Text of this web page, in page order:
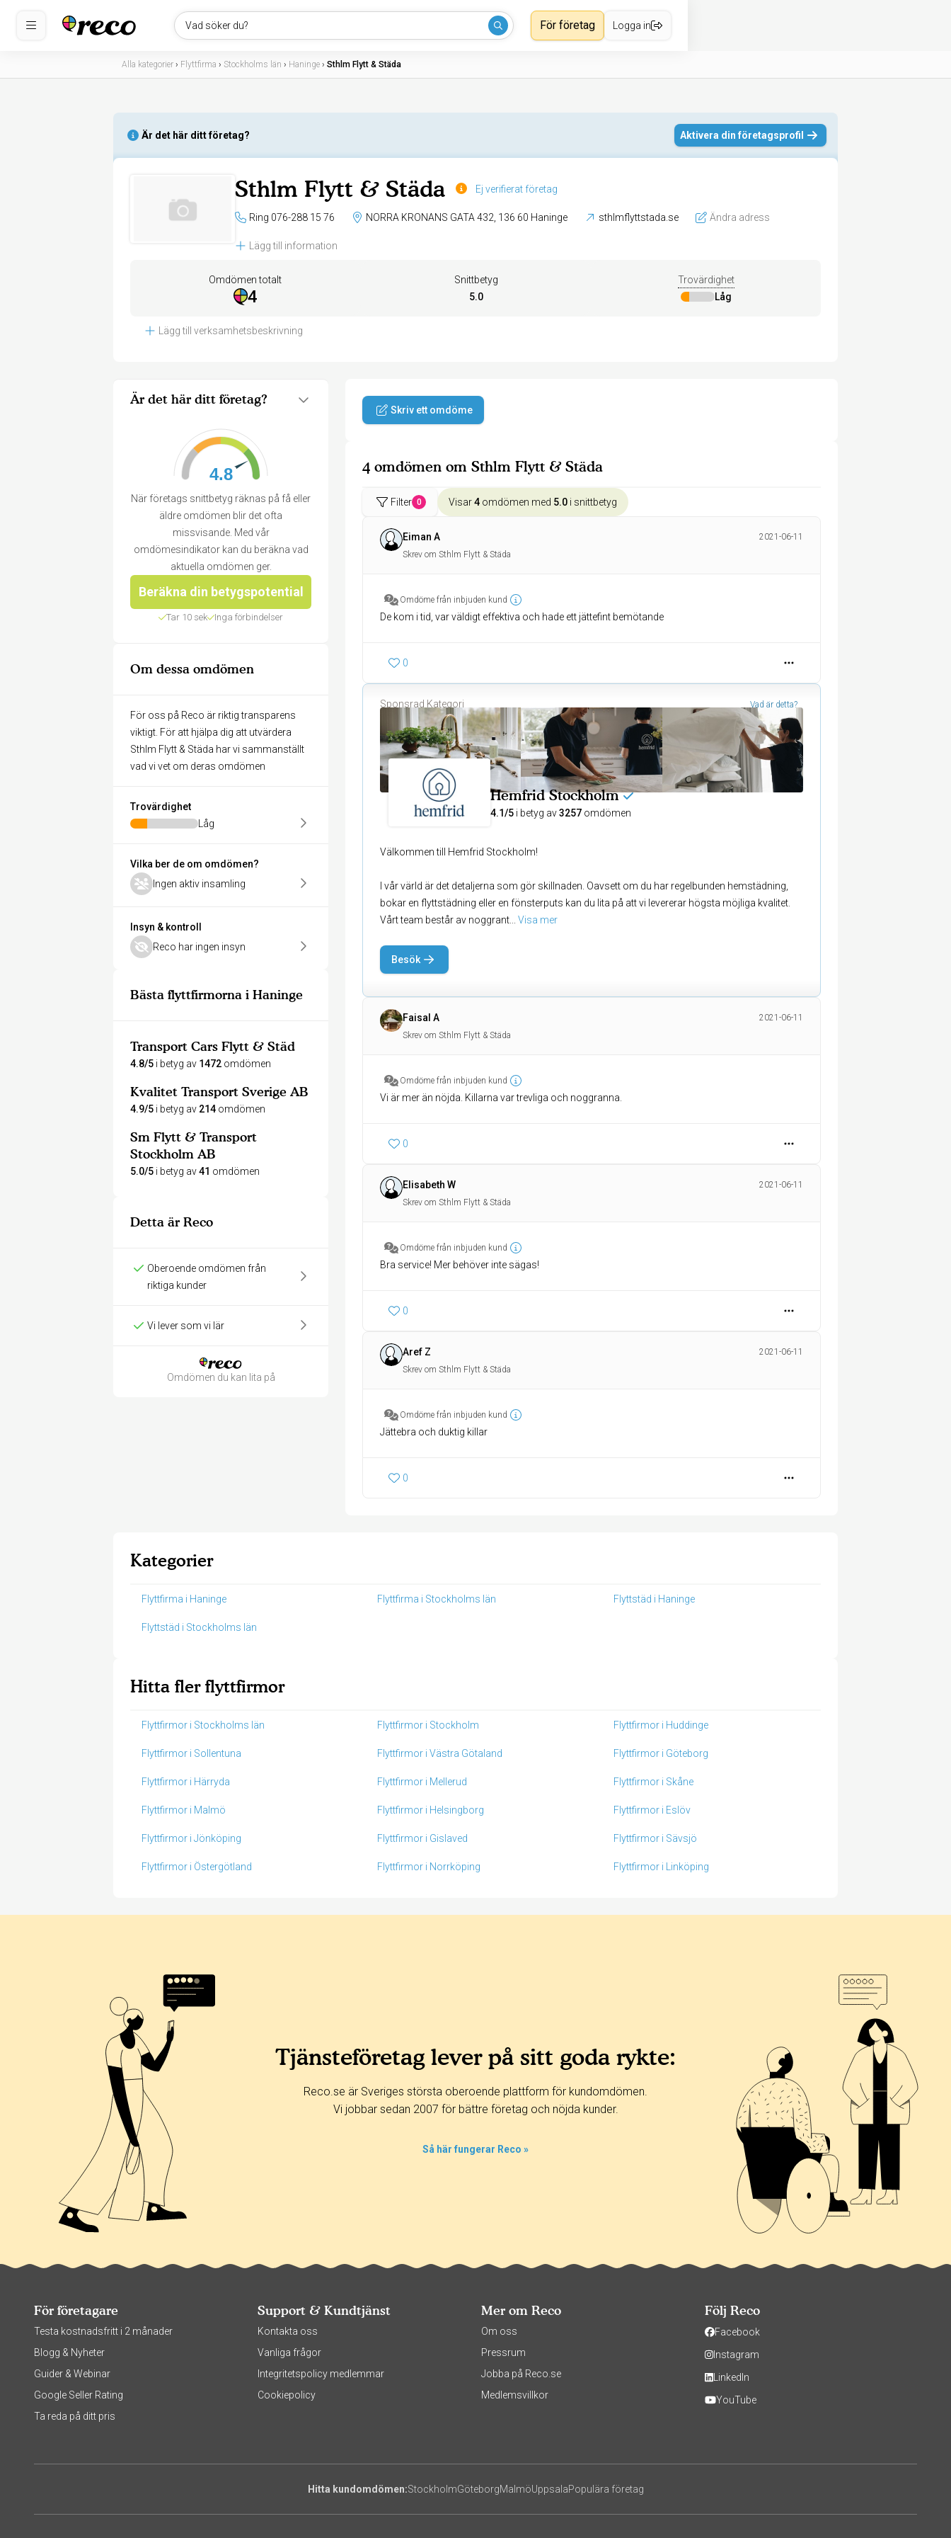
Vad söker du? För företag Logga in
Alla kategorier › Flyttfirma › Stockholms län › Haninge › Sthlm Flytt & Städa
Är det här ditt företag? Aktivera din företagsprofil
Sthlm Flytt & Städa Ej verifierat företag
Ring 076-288 15 76 NORRA KRONANS GATA 432, 136 60 Haninge sthlmflyttstada.se Ändra adress
Lägg till information
Omdömen totalt
4
Snittbetyg
5.0
Trovärdighet
Låg
Lägg till verksamhetsbeskrivning
Är det här ditt företag?
4.8
När företags snittbetyg räknas på få eller
äldre omdömen blir det ofta
missvisande. Med vår
omdömesindikator kan du beräkna vad
aktuella omdömen ger.
Beräkna din betygspotential
Tar 10 sek Inga förbindelser
Om dessa omdömen
För oss på Reco är riktig transparens
viktigt. För att hjälpa dig att utvärdera
Sthlm Flytt & Städa har vi sammanställt
vad vi vet om deras omdömen
Trovärdighet
Låg
Vilka ber de om omdömen?
Ingen aktiv insamling
Insyn & kontroll
Reco har ingen insyn
Bästa flyttfirmorna i Haninge
Transport Cars Flytt & Städ
4.8/5 i betyg av 1472 omdömen
Kvalitet Transport Sverige AB
4.9/5 i betyg av 214 omdömen
Sm Flytt & Transport
Stockholm AB
5.0/5 i betyg av41 omdömen
Detta är Reco
Oberoende omdömen från
riktiga kunder
Vi lever som vi lär
Omdömen du kan lita på
Skriv ett omdöme
4 omdömen om Sthlm Flytt & Städa
Filter 0 Visar4 omdömen med 5.0 i snittbetyg
Eiman A
2021-06-11
Skrev om Sthlm Flytt & Städa
Omdöme från inbjuden kund
De kom i tid, var väldigt effektiva och hade ett jättefint bemötande
0
Sponsrad Kategori Vad är detta?
Hemfrid Stockholm
4.1/5 i betyg av3257 omdömen
Välkommen till Hemfrid Stockholm!
I vår värld är det detaljerna som gör skillnaden. Oavsett om du har regelbunden hemstädning,
bokar en flyttstädning eller en fönsterputs kan du lita på att vi levererar högsta möjliga kvalitet.
Vårt team består av noggrant
Visa mer
Besök
Faisal A
2021-06-11
Skrev om Sthlm Flytt & Städa
Omdöme från inbjuden kund
Vi är mer än nöjda. Killarna var trevliga och noggranna.
0
Elisabeth W
2021-06-11
Skrev om Sthlm Flytt & Städa
Omdöme från inbjuden kund
Bra service! Mer behöver inte sägas!
0
Aref Z
2021-06-11
Skrev om Sthlm Flytt & Städa
Omdöme från inbjuden kund
Jättebra och duktig killar
0
Kategorier
Flyttfirma i Haninge Flyttfirma i Stockholms län Flyttstäd i Haninge
Flyttstäd i Stockholms län
Hitta fler flyttfirmor
Flyttfirmor i Stockholms län Flyttfirmor i Stockholm Flyttfirmor i Huddinge
Flyttfirmor i Sollentuna Flyttfirmor i Västra Götaland Flyttfirmor i Göteborg
Flyttfirmor i Härryda Flyttfirmor i Mellerud Flyttfirmor i Skåne
Flyttfirmor i Malmö Flyttfirmor i Helsingborg Flyttfirmor i Eslöv
Flyttfirmor i Jönköping Flyttfirmor i Gislaved Flyttfirmor i Sävsjö
Flyttfirmor i Östergötland Flyttfirmor i Norrköping Flyttfirmor i Linköping
365 dagar 90 dagar
30 dagar
Tjänsteföretag lever på sitt goda rykte:
Reco.se är Sveriges största oberoende plattform för kundomdömen.
Vi jobbar sedan 2007 för bättre företag och nöjda kunder.
Så här fungerar Reco »
För företagare
Testa kostnadsfritt i 2 månader
Blogg & Nyheter
Guider & Webinar
Google Seller Rating
Ta reda på ditt pris
Support & Kundtjänst
Kontakta oss
Vanliga frågor
Integritetspolicy medlemmar
Cookiepolicy
Mer om Reco
Om oss
Pressrum
Jobba på Reco.se
Medlemsvillkor
Följ Reco
Facebook
Instagram
LinkedIn
YouTube
Hitta kundomdömen:StockholmGöteborgMalmöUppsalaPopulära företag